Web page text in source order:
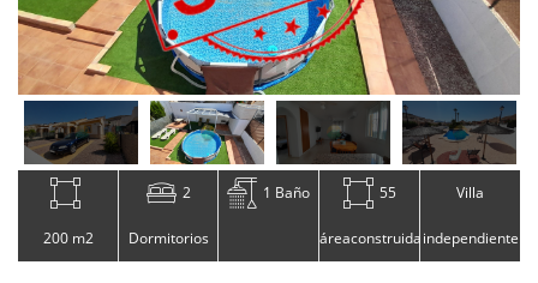
200 m2
2
Dormitorios
1 Baño 55
áreaconstruida
Villa
independiente